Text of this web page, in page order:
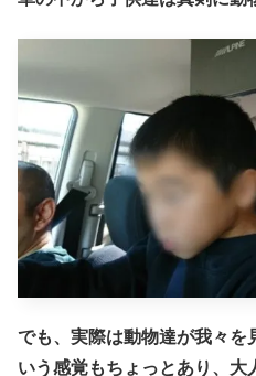
でも、実際は動物達が我々
いう感覚もちょっとあり、大